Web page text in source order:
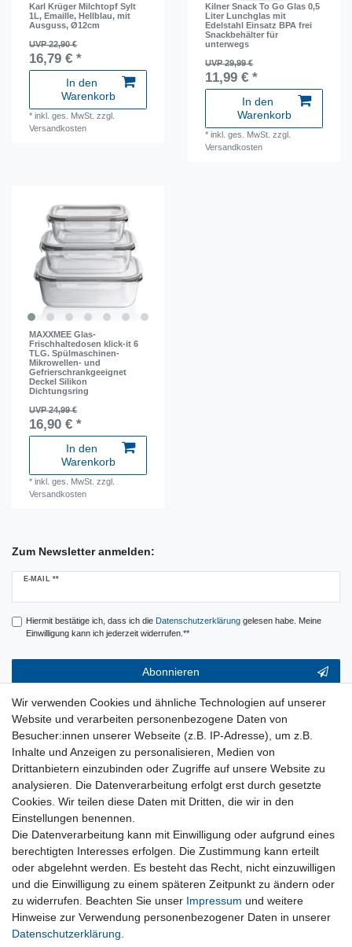
Karl Krüger Milchtopf Sylt
1L, Emaille, Hellblau, mit
Ausguss, Ø12cm
UVP 22,90 €
16,79 € *
In den
Warenkorb
*inkl. ges. MwSt. zzgl.
Versandkosten
Kilner Snack To Go Glas 0,5
Liter Lunchglas mit
Edelstahl Einsatz BPA frei
Snackbehälter für
unterwegs
UVP 29,99 €
11,99 € *
In den
Warenkorb
*inkl. ges. MwSt. zzgl.
Versandkosten
MAXXMEE Glas-
Frischhaltedosen klick-it 6
TLG. Spülmaschinen-
Mikrowellen- und
Gefrierschrankgeeignet
Deckel Silikon
Dichtungsring
UVP 24,99 €
16,90 € *
In den
Warenkorb
*inkl. ges. MwSt. zzgl.
Versandkosten
Zum Newsletter anmelden:
E-MAIL **
Newsletter
Hiermit bestätige ich, dass ich die Daten­schutz­erklärunggelesen habe. Meine
Einwilligung kann ich jederzeit widerrufen.**
Abonnieren
** Hierbei handelt es sich um ein Pflichtfeld.
Service & Hilfe
Kontakt
Warenkorb
Zur Kasse
Nützliches
Newsletter abmelden
Widerrufsformular
Vertrag Widerrufen
Rechtliches
Wir verwenden Cookies und ähnliche Technologien auf unserer
Website und verarbeiten personenbezogene Daten von
Besucher:innen unserer Webseite (z.B. IP-Adresse), um z.B.
Inhalte und Anzeigen zu personalisieren, Medien von
Drittanbietern einzubinden oder Zugriffe auf unsere Website zu
analysieren. Die Datenverarbeitung erfolgt erst durch gesetzte
Cookies. Wir teilen diese Daten mit Dritten, die wir in den
Einstellungen benennen.
Die Datenverarbeitung kann mit Einwilligung oder aufgrund eines
berechtigten Interesses erfolgen. Die Zustimmung kann erteilt
oder abgelehnt werden. Es besteht das Recht, nicht einzuwilligen
und die Einwilligung zu einem späteren Zeitpunkt zu ändern oder
zu widerrufen. Beachten Sie unser Impressum und weitere
Hinweise zur Verwendung personenbezogener Daten in unserer
Daten­schutz­erklärung